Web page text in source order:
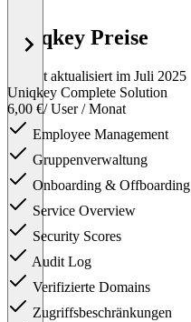
Uniqkey Preise
Zuletzt aktualisiert im Juli 2025
Uniqkey Complete Solution
6,00 €/ User / Monat
Employee Management
Gruppenverwaltung
Onboarding & Offboarding
Service Overview
Security Scores
Audit Log
Verifizierte Domains
Zugriffsbeschränkungen